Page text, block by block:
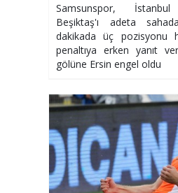
Samsunspor, İstanbul
Beşiktaş'ı adeta
dakikada üç pozisyonu
penaltıya erken yanıt
gölüne Ersin engel oldu